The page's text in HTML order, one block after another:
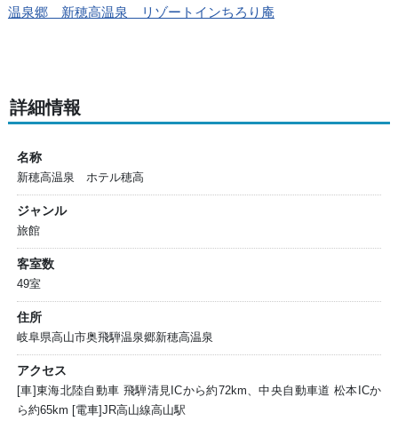
温泉郷 新穂高温泉 リゾートインちろり庵
詳細情報
名称
新穂高温泉 ホテル穂高
ジャンル
旅館
客室数
49室
住所
岐阜県高山市奥飛騨温泉郷新穂高温泉
アクセス
[車]東海北陸自動車 飛騨清見ICから約72km、中央自動車道 松本ICか
ら約65km [電車]JR高山線高山駅